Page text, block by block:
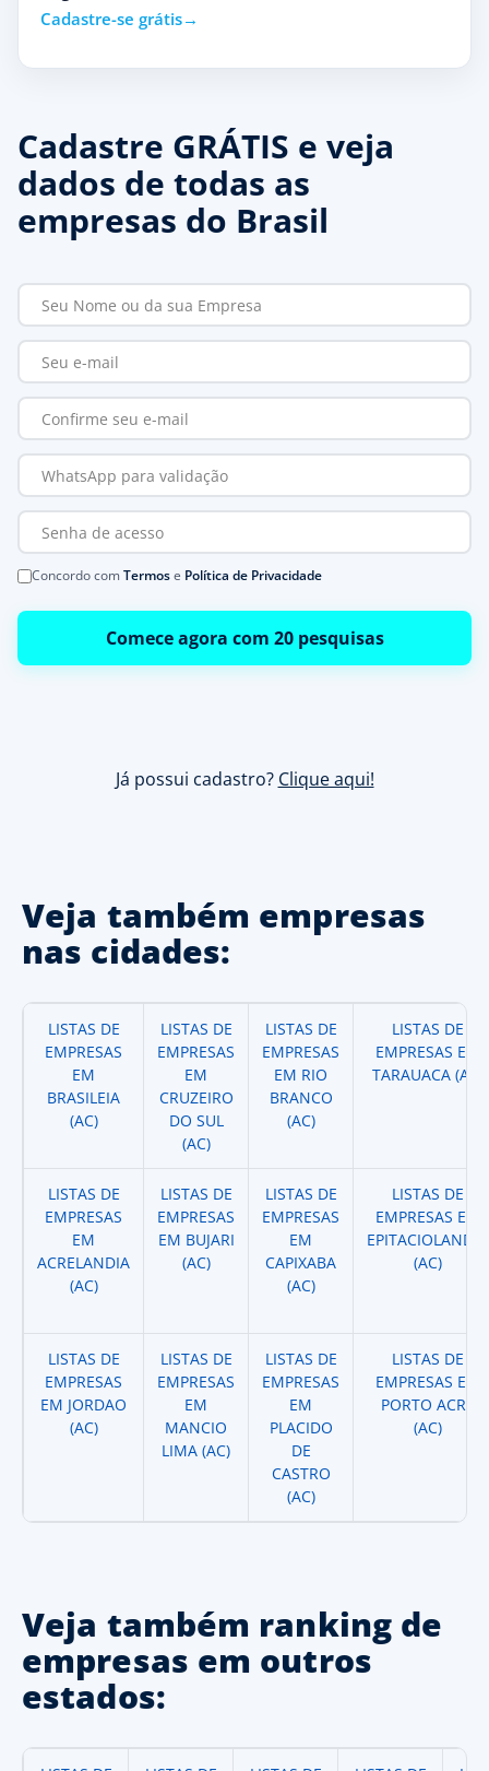
Cadastre-se grátis
Cadastre GRÁTIS e veja
dados de todas as
empresas do Brasil
Concordo comTermose Política de Privacidade
Comece agora com 20 pesquisas
Já possui cadastro? Clique aqui!
Veja também empresas
nas cidades:
LISTAS DE
EMPRESAS
EM
BRASILEIA
(AC)
LISTAS DE
EMPRESAS
EM
CRUZEIRO
DO SUL
(AC)
LISTAS DE
EMPRESAS
EM RIO
BRANCO
(AC)
LISTAS DE
EMPRESAS EM
TARAUACA (AC)
LISTAS DE
EMPRESAS
EM
ACRELANDIA
(AC)
LISTAS DE
EMPRESAS
EM BUJARI
(AC)
LISTAS DE
EMPRESAS
EM
CAPIXABA
(AC)
LISTAS DE
EMPRESAS EM
EPITACIOLANDIA
(AC)
LISTAS DE
EMPRESAS
EM JORDAO
(AC)
LISTAS DE
EMPRESAS
EM
MANCIO
LIMA (AC)
LISTAS DE
EMPRESAS
EM
PLACIDO
DE
CASTRO
(AC)
LISTAS DE
EMPRESAS EM
PORTO ACRE
(AC)
Veja também ranking de
empresas em outros
estados: